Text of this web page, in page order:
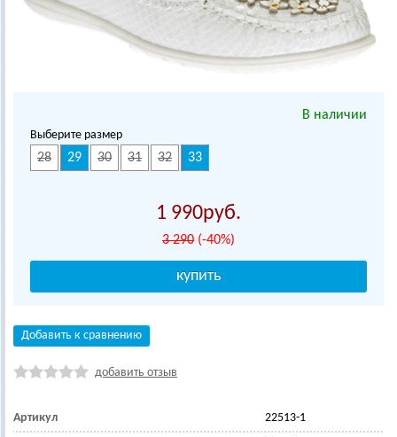
В наличии
Выберите размер
28 29 30 31 32 33
1 990
3 290 (-40%)
Добавить к сравнению
добавить отзыв
Артикул 22513-1